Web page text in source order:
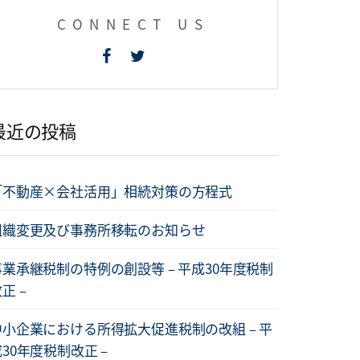
CONNECT US
近の投稿
動産×会社活用」相続対策の方程式
変更及び事務所移転のお知らせ
承継税制の特例の創設等 – 平成30年度税制
–
企業における所得拡大促進税制の改組 – 平
年度税制改正 –